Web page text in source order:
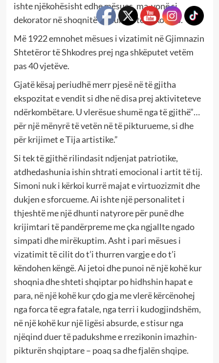
ishte njëkohësisht edhe mësues, ma vonë si
dekorator në shoqnitë kulturore të Shkodrës.
Më 1922 emnohet mësues i vizatimit në Gjimnazin
Shtetëror të Shkodres prej nga shkëputet vetëm
pas 40 vjetëve.
Gjatë kësaj periudhë merr pjesë në të gjitha
ekspozitat e vendit si dhe në disa prej aktiviteteve
ndërkombëtare. U vlerësue shumë nga të gjithë”…
për një mënyrë të vetën në të pikturueme, si dhe
për krijimet e Tija artistike.”
Si tek të gjithë rilindasit ndjenjat patriotike,
atdhedashunia ishin shtrati emocional i artit të tij.
Simoni nuk i kërkoi kurrë majat e virtuozizmit dhe
dukjen e sforcueme. Ai ishte një personalitet i
thjeshtë me një dhunti natyrore për punë dhe
krijimtari të pandërpreme me çka ngjallte ngado
simpati dhe mirëkuptim. Asht i pari mësues i
vizatimit të cilit do t’i thurren vargje e do t’i
këndohen këngë. Ai jetoi dhe punoi në një kohë kur
shoqnia dhe shteti shqiptar po hidhshin hapat e
para, në një kohë kur çdo gja me vlerë kërcënohej
nga forca të egra fatale, nga terri i kudogjindshëm,
në një kohë kur një ligësi absurde, e stisur nga
njëqind duer të padukshme e rrezikonin imazhin-
pikturën shqiptare – poaq sa dhe fjalën shqipe.